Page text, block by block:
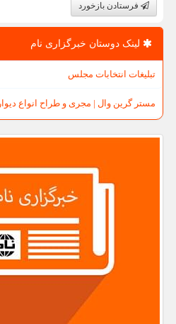
فرستادن بازخورد
لینک دوستان خبرگزاری نام
تبلیغات انتخابات مجلس
مستر گرین وال | مجری و طراح انواع